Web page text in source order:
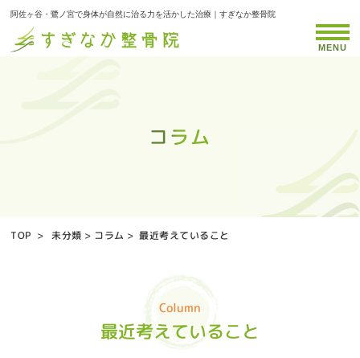
阿佐ヶ谷・鷺ノ宮で身体が自然に治る力を活かした治療｜すぎなか整骨院
コラム
コラム
コラム
コラム
コラム
コラム
コラム
コラム
コラム
コラム
コラム
コラム
コラム
コラム
コラム
コラム
コラム
コラム
コラム
コラム
コラム
コラム
コラム
コラム
コラム
コラム
MENU
TOP > 未分類 > コラム > 最近考えていること
Column
最近考えていること